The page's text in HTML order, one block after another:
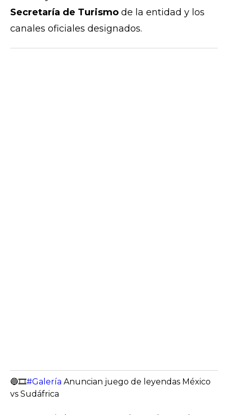
Secretaría de Turismo de la entidad y los
canales oficiales designados.
🔵🎞#Galería Anuncian juego de leyendas México
vs Sudáfrica